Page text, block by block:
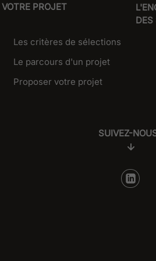
VOTRE PROJET
Les critères de sélections
Le parcours d'un projet
Proposer votre projet
DES
SUIVEZ-